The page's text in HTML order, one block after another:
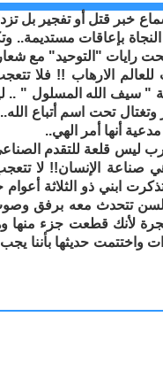
خبر قتل أو تفجير بل
بإعاقات مستديمة..
رايات "التوحيد" مع
الارهاب !! فلا
" سيف الله المسلول " ..
تحت اسم أتباع
أنها أمر الهي..
ليس قلعة للتقدم
صناعة الإنسان!! لا
ابني ذو الثلاثة
تتحدث معه برفق
لأنك قطعت جزء منها
حديثها بأننا يجب